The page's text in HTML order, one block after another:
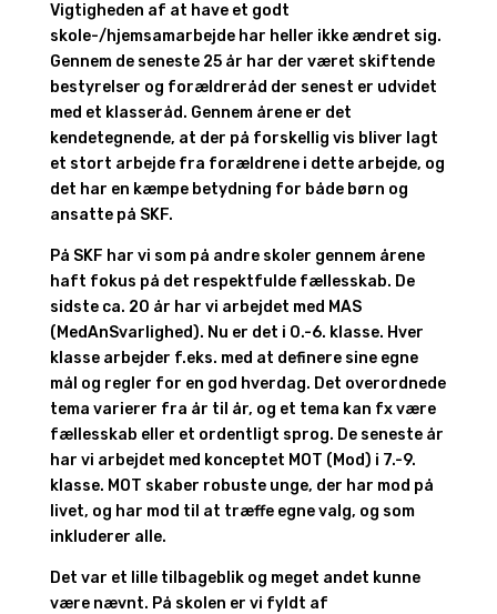
Vigtigheden af at have et godt
skole-/hjemsamarbejde har heller ikke ændret sig.
Gennem de seneste 25 år har der været skiftende
bestyrelser og forældreråd der senest er udvidet
med et klasseråd. Gennem årene er det
kendetegnende, at der på forskellig vis bliver lagt
et stort arbejde fra forældrene i dette arbejde, og
det har en kæmpe betydning for både børn og
ansatte på SKF.
På SKF har vi som på andre skoler gennem årene
haft fokus på det respektfulde fællesskab. De
sidste ca. 20 år har vi arbejdet med MAS
(MedAnSvarlighed). Nu er det i 0.-6. klasse. Hver
klasse arbejder f.eks. med at definere sine egne
mål og regler for en god hverdag. Det overordnede
tema varierer fra år til år, og et tema kan fx være
fællesskab eller et ordentligt sprog. De seneste år
har vi arbejdet med konceptet MOT (Mod) i 7.-9.
klasse. MOT skaber robuste unge, der har mod på
livet, og har mod til at træffe egne valg, og som
inkluderer alle.
Det var et lille tilbageblik og meget andet kunne
være nævnt. På skolen er vi fyldt af